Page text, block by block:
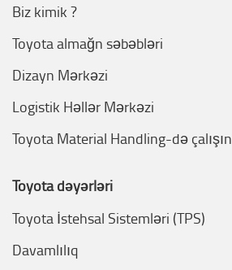
Biz kimik ?
Toyota almağn səbəbləri
Dizayn Mərkəzi
Logistik Həllər Mərkəzi
Toyota Material Handling-də çalışın
Toyota dəyərləri
Toyota İstehsal Sistemləri (TPS)
Davamlılıq